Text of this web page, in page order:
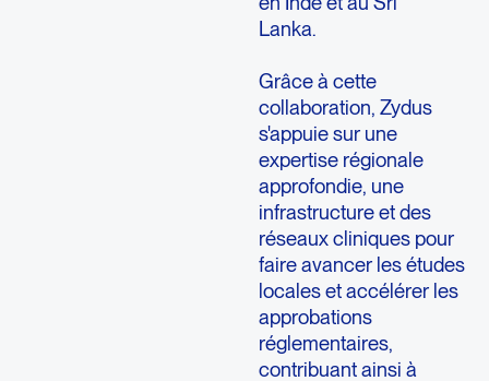
Lanka.
Grâce à cette
collaboration, Zydus
s'appuie sur une
expertise régionale
approfondie, une
infrastructure et des
réseaux cliniques pour
faire avancer les études
locales et accélérer les
approbations
réglementaires,
contribuant ainsi à